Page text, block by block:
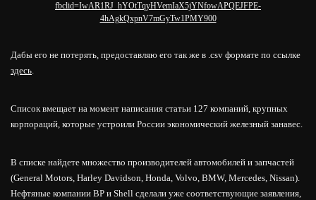
fbclid=IwAR1RJ_hYOtTqyHVemIaX5jYNfowAPQEJFPE-
4hAgkQxpnV7mGyTw1PMY900
Дабы его не потерять, предоставляю его так же в .csv формате по ссылке
здесь.
Список вмещает на момент написания статьи 127 компаний, крупных
корпораций, которые устроили России экономический железный занавес.
В списке найдете множество производителей автомобилей и запчастей
(General Motors, Harley Davidson, Honda, Volvo, BMW, Mercedes, Nissan).
Нефтяные компании BP и Shell сделали уже соответствующие заявления,